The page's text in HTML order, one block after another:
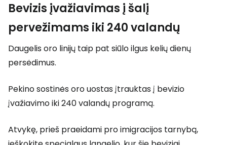
Bevizis įvažiavimas į šalį
pervežimams iki 240 valandų
Daugelis oro linijų taip pat siūlo ilgus kelių dienų
persėdimus.
Pekino sostinės oro uostas įtrauktas į bevizio
įvažiavimo iki 240 valandų programą.
Atvykę, prieš praeidami pro imigracijos tarnybą,